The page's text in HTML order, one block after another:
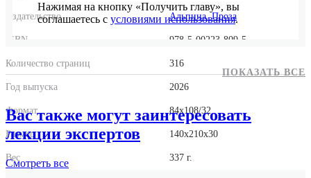
Издательство Альпина. Проза
ISBN 978-5-00223-809-5
Количество страниц 316
Год выпуска 2026
Формат 84x108/32
Размер 140x210x30
Вес 337 г.
Нажимая на кнопку «Получить главу», вы
соглашаетесь с условиями использования.
ПОКАЗАТЬ ВСЕ
Вас также могут заинтересовать
лекции экспертов
Смотреть все